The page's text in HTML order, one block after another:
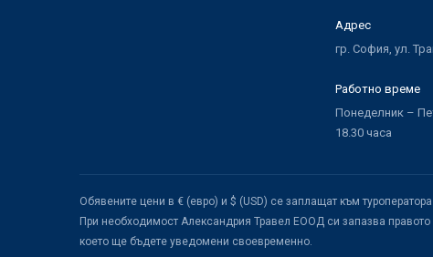
Адрес
гр. София, ул.
Работно време
Понеделник –
18.30 часа
Обявените цени в € (евро) и $ (USD) се заплащат към
При необходимост Александрия Травел ЕООД си запазва
което ще бъдете уведомени своевременно.